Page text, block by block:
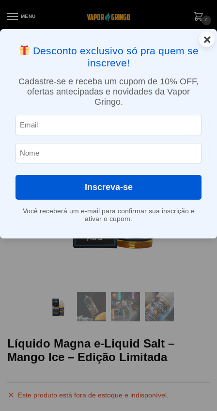
MENU
0
ENTREGA NO MESMO DIA EM SÃO PAULO (SEG A SEX): PEDIDOS
APROVADOS ATÉ 15:30 VIA MOTOBOY
Líquido Magna e-Liquid Salt –
Mango Ice – Edição Limitada
Este produto está fora de estoque e indisponível.
×
Desconto exclusivo só pra quem se
inscreve!
Cadastre-se e receba um cupom de 10% OFF,
ofertas antecipadas e novidades da Vapor
Gringo.
Inscreva-se
Você receberá um e-mail para confirmar sua inscrição e
ativar o cupom.